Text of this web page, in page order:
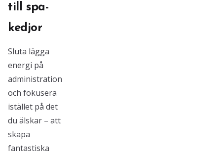
till spa-
kedjor
Sluta lägga
energi på
administration
och fokusera
istället på det
du älskar – att
skapa
fantastiska